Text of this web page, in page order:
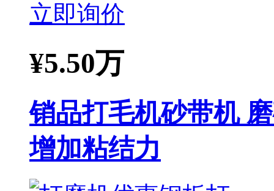
立即询价
¥5.50万
销品打毛机砂带机
增加粘结力